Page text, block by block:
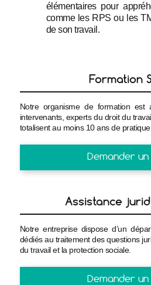
élémentaires pour
comme les RPS ou les
de son travail.
Formation
Notre organisme de formation
intervenants, experts du droit du
totalisent au moins 10 ans de
Demander un
Assistance
Notre entreprise dispose d’un
dédiés au traitement des questions
du travail et la protection sociale.
Demander un